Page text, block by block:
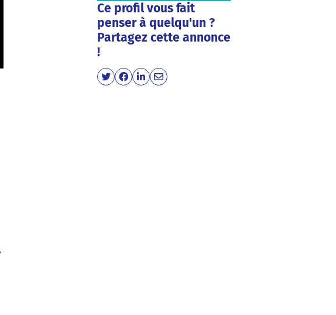
Ce profil vous fait
penser à quelqu'un ?
Partagez cette annonce
!